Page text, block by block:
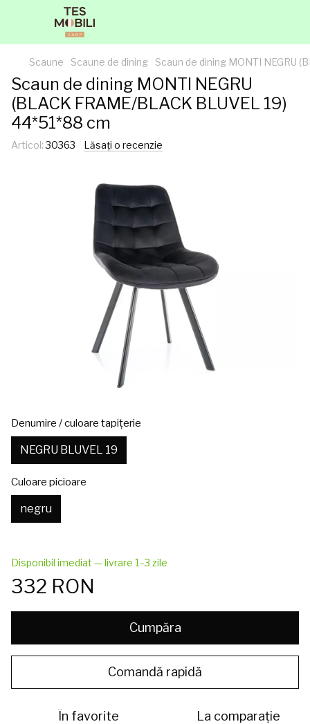
Scaune Scaune de dining Scaun de dining MONTI NEGRU
Scaun de dining MONTI NEGRU
(BLACK FRAME/BLACK BLUVEL 19)
44*51*88 cm
Articol:30363 Lăsați o recenzie
Denumire / culoare tapițerie
NEGRU BLUVEL 19
Culoare picioare
negru
Disponibil imediat — livrare 1–3 zile
332 RON
Cumpăra
Comandă rapidă
În favorite La comparație